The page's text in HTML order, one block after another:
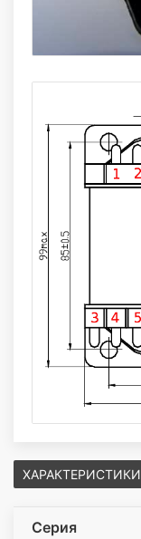
ХАРАКТЕРИСТИКИ
Серия